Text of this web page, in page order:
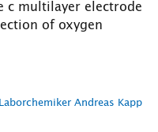
Moodle
English
c multilayer electrode
of oxygen
Andreas Kapp